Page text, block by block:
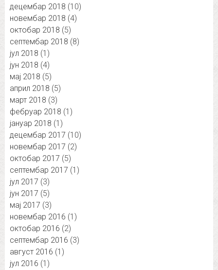
децембар 2018 (10)
новембар 2018 (4)
октобар 2018 (5)
септембар 2018 (8)
јул 2018 (1)
јун 2018 (4)
мај 2018 (5)
април 2018 (5)
март 2018 (3)
фебруар 2018 (1)
јануар 2018 (1)
децембар 2017 (10)
новембар 2017 (2)
октобар 2017 (5)
септембар 2017 (1)
јул 2017 (3)
јун 2017 (5)
мај 2017 (3)
новембар 2016 (1)
октобар 2016 (2)
септембар 2016 (3)
август 2016 (1)
јул 2016 (1)